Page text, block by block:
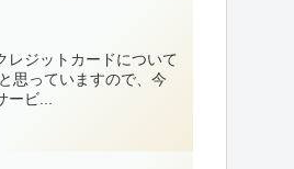
レジットカードについて
思っていますので、今
ビ...